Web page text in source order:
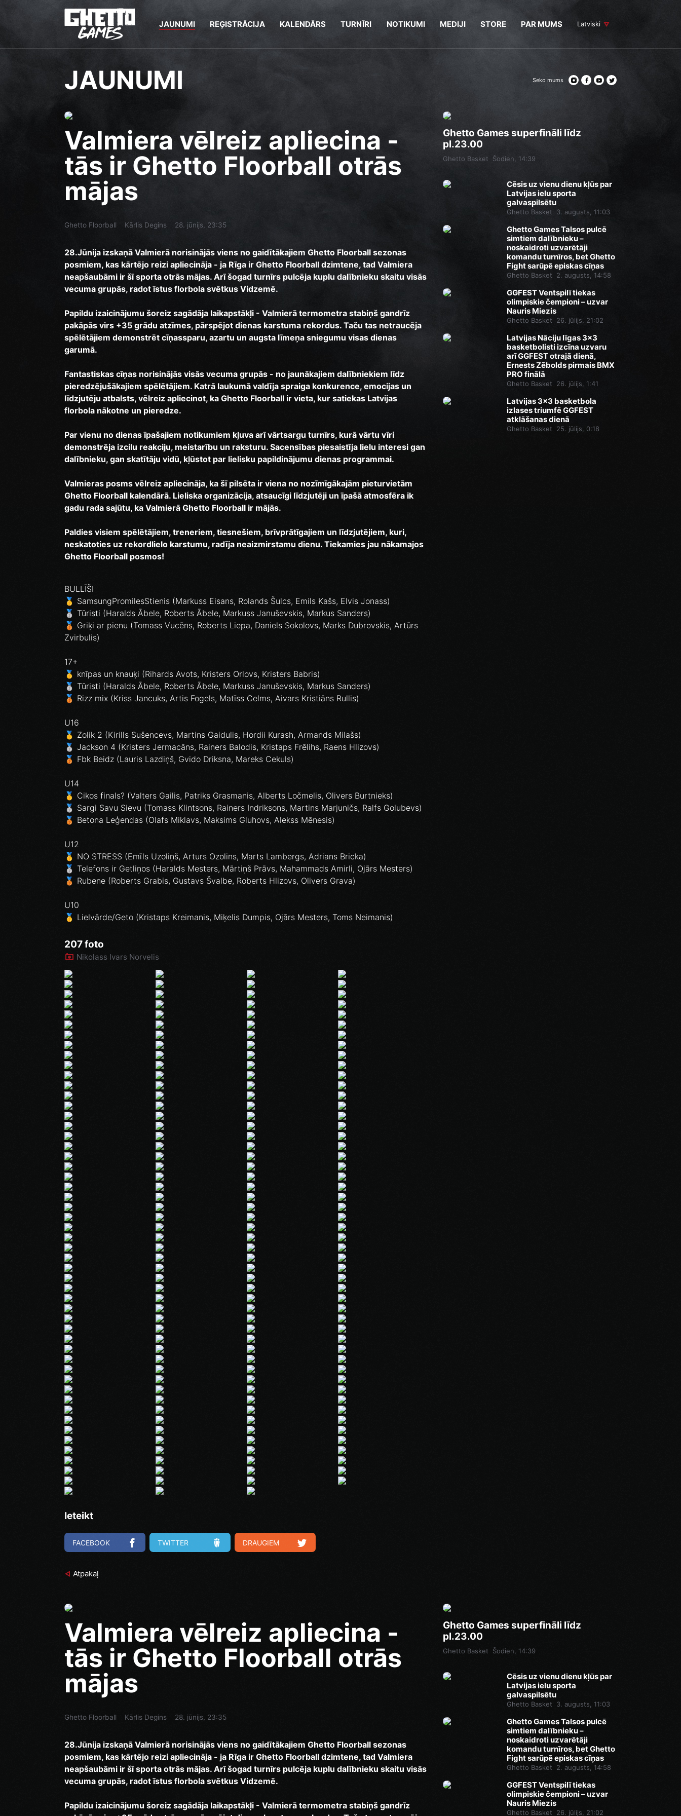
JAUNUMI REĢISTRĀCIJA KALENDĀRS TURNĪRI NOTIKUMI MEDIJI STORE PAR MUMS Latviski
JAUNUMI Seko mums
Valmiera vēlreiz apliecina -
tās ir Ghetto Floorball otrās
mājas
Ghetto Floorball Kārlis Degins 28. jūnijs, 23:35
28.Jūnija izskaņā Valmierā norisinājās viens no gaidītākajiem Ghetto Floorball sezonas
posmiem, kas kārtējo reizi apliecināja - ja Rīga ir Ghetto Floorball dzimtene, tad Valmiera
neapšaubāmi ir šī sporta otrās mājas. Arī šogad turnīrs pulcēja kuplu dalībnieku skaitu visās
vecuma grupās, radot īstus florbola svētkus Vidzemē.
Papildu izaicinājumu šoreiz sagādāja laikapstākļi - Valmierā termometra stabiņš gandrīz
pakāpās virs +35 grādu atzīmes, pārspējot dienas karstuma rekordus. Taču tas netraucēja
spēlētājiem demonstrēt cīņassparu, azartu un augsta līmeņa sniegumu visas dienas
garumā.
Fantastiskas cīņas norisinājās visās vecuma grupās - no jaunākajiem dalībniekiem līdz
pieredzējušākajiem spēlētājiem. Katrā laukumā valdīja spraiga konkurence, emocijas un
līdzjutēju atbalsts, vēlreiz apliecinot, ka Ghetto Floorball ir vieta, kur satiekas Latvijas
florbola nākotne un pieredze.
Par vienu no dienas īpašajiem notikumiem kļuva arī vārtsargu turnīrs, kurā vārtu vīri
demonstrēja izcilu reakciju, meistarību un raksturu. Sacensības piesaistīja lielu interesi gan
dalībnieku, gan skatītāju vidū, kļūstot par lielisku papildinājumu dienas programmai.
Valmieras posms vēlreiz apliecināja, ka šī pilsēta ir viena no nozīmīgākajām pieturvietām
Ghetto Floorball kalendārā. Lieliska organizācija, atsaucīgi līdzjutēji un īpašā atmosfēra ik
gadu rada sajūtu, ka Valmierā Ghetto Floorball ir mājās.
Paldies visiem spēlētājiem, treneriem, tiesnešiem, brīvprātīgajiem un līdzjutējiem, kuri,
neskatoties uz rekordlielo karstumu, radīja neaizmirstamu dienu. Tiekamies jau nākamajos
Ghetto Floorball posmos!
BULLĪŠI
🥇 SamsungPromilesStienis (Markuss Eisans, Rolands Šulcs, Emils Kašs, Elvis Jonass)
🥈 Tūristi (Haralds Ābele, Roberts Ābele, Markuss Januševskis, Markus Sanders)
🥉 Griķi ar pienu (Tomass Vucēns, Roberts Liepa, Daniels Sokolovs, Marks Dubrovskis, Artūrs
Zvirbulis)
17+
🥇 knīpas un knauķi (Rihards Avots, Kristers Orlovs, Kristers Babris)
🥈 Tūristi (Haralds Ābele, Roberts Ābele, Markuss Januševskis, Markus Sanders)
🥉 Rizz mix (Kriss Jancuks, Artis Fogels, Matīss Celms, Aivars Kristiāns Rullis)
U16
🥇 Zolik 2 (Kirills Sušencevs, Martins Gaidulis, Hordii Kurash, Armands Milašs)
🥈 Jackson 4 (Kristers Jermacāns, Rainers Balodis, Kristaps Frēlihs, Raens Hlizovs)
🥉 Fbk Beidz (Lauris Lazdiņš, Gvido Driksna, Mareks Cekuls)
U14
🥇 Cikos finals? (Valters Gailis, Patriks Grasmanis, Alberts Ločmelis, Olivers Burtnieks)
🥈 Sargi Savu Sievu (Tomass Klintsons, Rainers Indriksons, Martins Marjuničs, Ralfs Golubevs)
🥉 Betona Leģendas (Olafs Miklavs, Maksims Gluhovs, Alekss Mēnesis)
U12
🥇 NO STRESS (Emīls Uzoliņš, Arturs Ozolins, Marts Lambergs, Adrians Bricka)
🥈 Telefons ir Getliņos (Haralds Mesters, Mārtiņš Prāvs, Mahammads Amirli, Ojārs Mesters)
🥉 Rubene (Roberts Grabis, Gustavs Švalbe, Roberts Hlizovs, Olivers Grava)
U10
🥇 Lielvārde/Geto (Kristaps Kreimanis, Miķelis Dumpis, Ojārs Mesters, Toms Neimanis)
207 foto
Nikolass Ivars Norvelis
Ieteikt
FACEBOOK TWITTER DRAUGIEM
Atpakaļ
Ghetto Games superfināli līdz
pl.23.00
Ghetto Basket Šodien, 14:39
Cēsis uz vienu dienu kļūs par
Latvijas ielu sporta
galvaspilsētu
Ghetto Basket 3. augusts, 11:03
Ghetto Games Talsos pulcē
simtiem dalībnieku –
noskaidroti uzvarētāji
komandu turnīros, bet Ghetto
Fight sarūpē episkas cīņas
Ghetto Basket 2. augusts, 14:58
GGFEST Ventspilī tiekas
olimpiskie čempioni – uzvar
Nauris Miezis
Ghetto Basket 26. jūlijs, 21:02
Latvijas Nāciju līgas 3x3
basketbolisti izcīna uzvaru
arī GGFEST otrajā dienā,
Ernests Zēbolds pirmais BMX
PRO finālā
Ghetto Basket 26. jūlijs, 1:41
Latvijas 3x3 basketbola
izlases triumfē GGFEST
atklāšanas dienā
Ghetto Basket 25. jūlijs, 0:18
Valmiera vēlreiz apliecina -
tās ir Ghetto Floorball otrās
mājas
Ghetto Floorball Kārlis Degins 28. jūnijs, 23:35
28.Jūnija izskaņā Valmierā norisinājās viens no gaidītākajiem Ghetto Floorball sezonas
posmiem, kas kārtējo reizi apliecināja - ja Rīga ir Ghetto Floorball dzimtene, tad Valmiera
neapšaubāmi ir šī sporta otrās mājas. Arī šogad turnīrs pulcēja kuplu dalībnieku skaitu visās
vecuma grupās, radot īstus florbola svētkus Vidzemē.
Papildu izaicinājumu šoreiz sagādāja laikapstākļi - Valmierā termometra stabiņš gandrīz
Ghetto Games superfināli līdz
pl.23.00
Ghetto Basket Šodien, 14:39
Cēsis uz vienu dienu kļūs par
Latvijas ielu sporta
galvaspilsētu
Ghetto Basket 3. augusts, 11:03
Ghetto Games Talsos pulcē
simtiem dalībnieku –
noskaidroti uzvarētāji
komandu turnīros, bet Ghetto
Fight sarūpē episkas cīņas
Ghetto Basket 2. augusts, 14:58
GGFEST Ventspilī tiekas
olimpiskie čempioni – uzvar
Nauris Miezis
Ghetto Basket 26. jūlijs, 21:02